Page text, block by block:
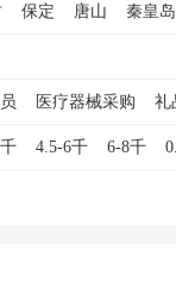
保定 唐山 秦皇岛
医疗器械采购 礼
监 物资采购 工业
4.5-6千 6-8千